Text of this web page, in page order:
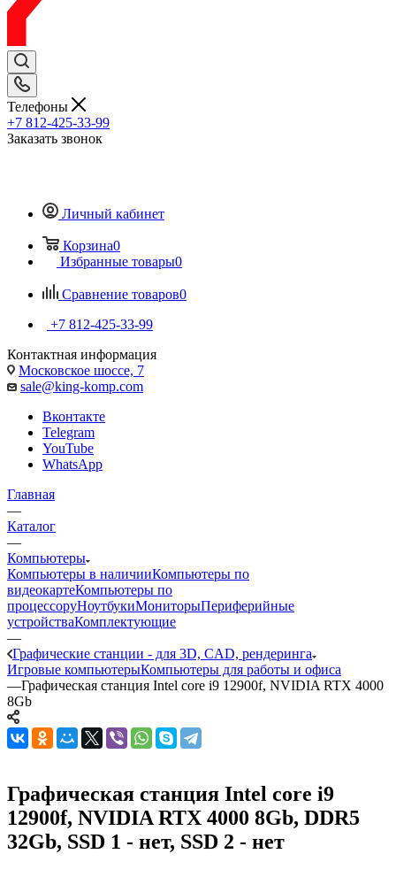
Телефоны
+7 812-425-33-99
Заказать звонок
Личный кабинет
Корзина0
Избранные товары0
Сравнение товаров0
+7 812-425-33-99
Контактная информация
Московское шоссе, 7
sale@king-komp.com
Вконтакте
Telegram
YouTube
WhatsApp
Главная
—
Каталог
—
Компьютеры
Компьютеры в наличииКомпьютеры по
видеокартеКомпьютеры по
процессоруНоутбукиМониторыПериферийные
устройстваКомплектующие
—
Графические станции - для 3D, CAD, рендеринга
Игровые компьютерыКомпьютеры для работы и офиса
—Графическая станция Intel core i9 12900f, NVIDIA RTX 4000
8Gb
Графическая станция Intel core i9
12900f, NVIDIA RTX 4000 8Gb, DDR5
32Gb, SSD 1 - нет, SSD 2 - нет